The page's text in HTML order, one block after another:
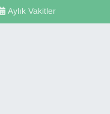
Aylık Vakitler